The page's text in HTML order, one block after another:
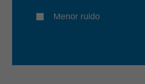
Menor ruido